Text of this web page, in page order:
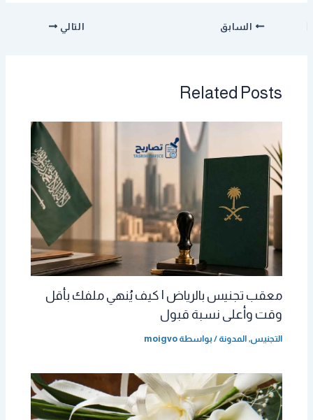
السابق التالي
Related Posts
معقب تجنيس بالرياض | كيف يُنهي ملفك بأقل
وقت وأعلى نسبة قبول
التجنيس,المدونة / بواسطة moigvo